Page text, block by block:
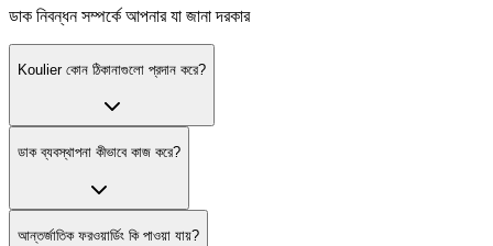
ডাক নিবন্ধন সম্পর্কে আপনার যা জানা দরকার
Koulier কোন ঠিকানাগুলো প্রদান করে?
ডাক ব্যবস্থাপনা কীভাবে কাজ করে?
আন্তর্জাতিক ফরওয়ার্ডিং কি পাওয়া যায়?